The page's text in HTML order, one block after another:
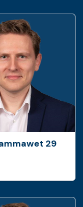
29